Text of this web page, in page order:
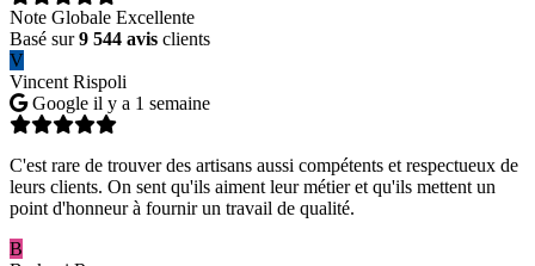
Note Globale Excellente
Basé sur9 544 avis clients
V
Vincent Rispoli
Google il y a 1 semaine
C'est rare de trouver des artisans aussi compétents et respectueux de
leurs clients. On sent qu'ils aiment leur métier et qu'ils mettent un
point d'honneur à fournir un travail de qualité.
B